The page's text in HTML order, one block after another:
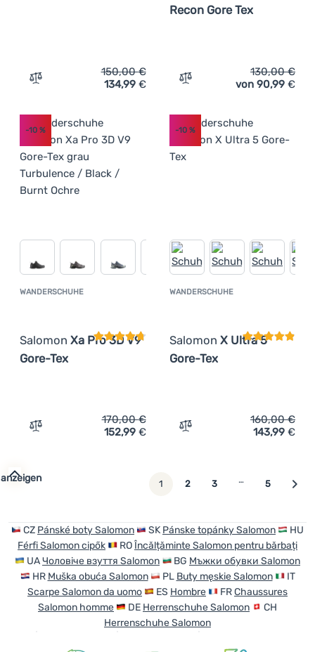
Zum Vergleich 'Herrenschuhe Salomon Xa Pro 3D V9
150,00€
134,99 €
Recon Gore Tex
Zum Vergleich
130,00€
von 90,99 €
WANDERSCHUHE
Salomon Xa Pro 3D V9
Gore-Tex
Kundenbewertung
-10 %
Zum Vergleich 'Wanderschuhe Salomon Xa Pro 3D V9
170,00€
152,99 €
WANDERSCHUHE
Salomon X Ultra 5
Gore-Tex
-10%
Zum Vergleich
160,00€
143,99 €
1 2 3 … 5 weiter
CZ Pánské boty Salomon SK Pánske topánky Salomon
HU
Férfi Salomon cipők
ROÎncălțăminte Salomon pentru bărbați
UAЧоловіче взуття Salomon BG Мъжки обувки Salomon
HR Muška obuća Salomon PL Buty męskie Salomon
IT
Scarpe Salomon da uomo
ES Hombre FRChaussures
Salomon homme
DE Herrenschuhe Salomon
CH
Herrenschuhe Salomon